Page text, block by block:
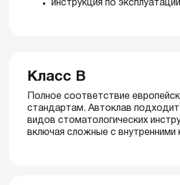
инструкция по
Класс B
Полное соответствие
стандартам. Автоклав
видов стоматологических
включая сложные с внутренними